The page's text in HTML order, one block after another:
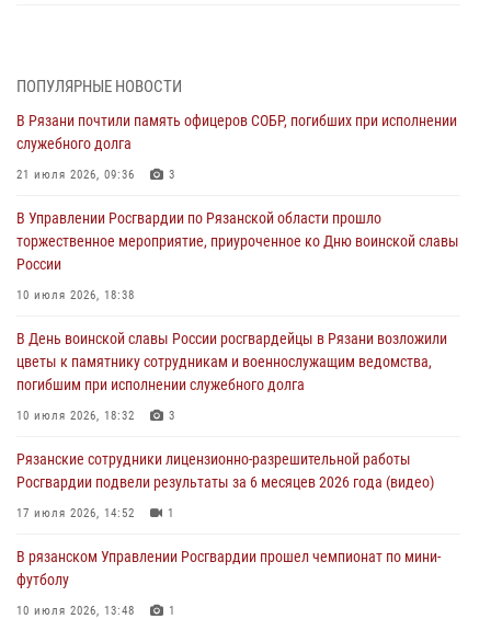
Для детей рязанских росгвардейцев в историческом музее провели
экскурсию по экспозиции, посвящённой губернской эпохе
В Управлении Росгвардии по Рязанской области состоялось
награждение военнослужащих государственными наградами
29 июля 2026, 15:49
Рязанским росгвардейцам провели лекции о Крещении Руси
28 июля 2026, 09:22 1
При силовой поддержке ОМОН житель Касимовского округа лишён
законодательства
27 июля 2026, 15:26
ПОПУЛЯРНЫЕ НОВОСТИ
В Рязани почтили память офицеров СОБР, погибших при исполнении
служебного долга
21 июля 2026, 09:36 3
В Управлении Росгвардии по Рязанской области прошло
торжественное мероприятие, приуроченное ко Дню воинской славы
России
10 июля 2026, 18:38
В День воинской славы России росгвардейцы в Рязани возложили
цветы к памятнику сотрудникам и военнослужащим ведомства,
погибшим при исполнении служебного долга
10 июля 2026, 18:32 3
Рязанские сотрудники лицензионно-разрешительной работы
Росгвардии подвели результаты за 6 месяцев 2026 года (видео)
17 июля 2026, 14:52 1
В рязанском Управлении Росгвардии прошел чемпионат по мини-
футболу
10 июля 2026, 13:48 1